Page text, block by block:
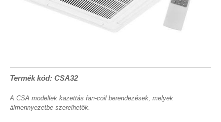
Termék kód: CSA32
A CSA modellek kazettás fan-coil berendezések, melyek
álmennyezetbe szerelhetők.